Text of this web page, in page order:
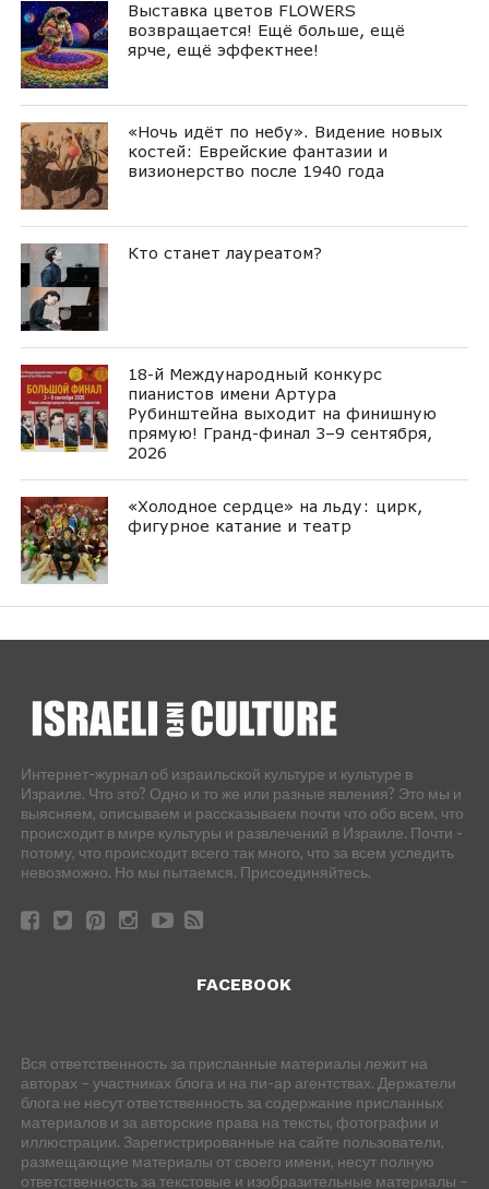
Выставка цветов FLOWERS
возвращается! Ещё больше, ещё
ярче, ещё эффектнее!
«Ночь идёт по небу». Видение новых
костей: Еврейские фантазии и
визионерство после 1940 года
Кто станет лауреатом?
18-й Международный конкурс
пианистов имени Артура
Рубинштейна выходит на финишную
прямую! Гранд-финал 3–9 сентября,
2026
«Холодное сердце» на льду: цирк,
фигурное катание и театр
Интернет-журнал об израильской культуре и культуре в
Израиле. Что это? Одно и то же или разные явления? Это мы и
выясняем, описываем и рассказываем почти что обо всем, что
происходит в мире культуры и развлечений в Израиле. Почти -
потому, что происходит всего так много, что за всем уследить
невозможно. Но мы пытаемся. Присоединяйтесь.
FACEBOOK
Вся ответственность за присланные материалы лежит на
авторах – участниках блога и на пи-ар агентствах. Держатели
блога не несут ответственность за содержание присланных
материалов и за авторские права на тексты, фотографии и
иллюстрации. Зарегистрированные на сайте пользователи,
размещающие материалы от своего имени, несут полную
ответственность за текстовые и изобразительные материалы –